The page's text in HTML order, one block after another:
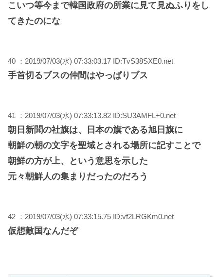
こいつ等今まで韓国政府の所業に見て見ぬふりをし
てきたのにな
40 ：2019/07/03(水) 07:33:03.17 ID:TvS38SXE0.net
手首切るブスの仲間はやっぱりブス
41 ：2019/07/03(水) 07:33:13.82 ID:SU3AMFL+0.net
朝日新聞の社旗は、日本の旗である旭日旗に
朝鮮の朝の文字を聖域とされる場所に記すことで
朝鮮の方が上、という意思を示した
元々朝鮮人の集まりだったのだろう
42 ：2019/07/03(水) 07:33:15.75 ID:vf2LRGKm0.net
仮想敵国なんだぞ